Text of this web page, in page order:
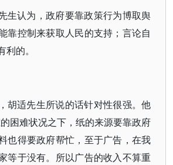
生认为，政府要靠政策行为博取舆
靠控制来获取人民的支持；言论自
的。
胡适先生所说的话针对性很强。他
困难状况之下，纸的来源要靠政府
也得要政府帮忙，至于广告，在我
等于没有。所以广告的收入不算重